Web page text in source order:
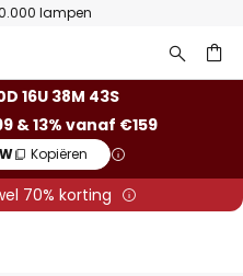
50 dagen bedenktijd
16U 38M 42S
& 13% vanaf €159
Kopiëren
70% korting